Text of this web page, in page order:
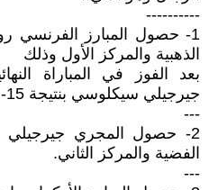
----------
1- حصول المبارز الفرنسي
الذهبية والمركز الأول وذلك
بعد الفوز في المباراة
جيرجيلي سيكلوسي بنتيجة 15- 10.
---
2- حصول المجري جيرجيلي
الفضية والمركز الثاني.
---